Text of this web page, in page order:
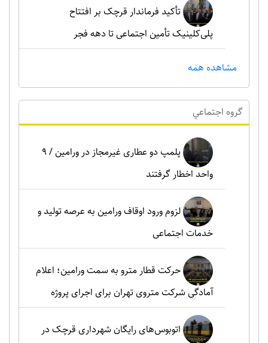
تأکید فرماندار قرچک بر افتتاح
پلی‌کلینیک تأمین اجتماعی تا دهه فجر
مشاهده همه
گروه اجتماعي
پلمپ دو عطاری غیرمجاز در ورامین / ۹
واحد اخطار گرفتند
لزوم ورود اوقاف ورامین به عرصه تولید و
خدمات اجتماعی
حرکت قطار مترو به سمت ورامین؛ اعلام
آمادگی شرکت متروی تهران برای اجرای پروژه
اتوبوس‌های رایگان شهرداری قرچک در